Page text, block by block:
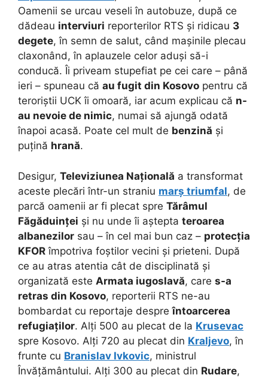
Oamenii se urcau veseli în autobuze, după ce
dădeau interviuri reporterilor RTS și ridicau 3
degete, în semn de salut, când mașinile plecau
claxonând, în aplauzele celor aduși să-i
conducă. Îi priveam stupefiat pe cei care – până
ieri – spuneau că au fugit din Kosovo pentru că
teroriștii UCK îi omoară, iar acum explicau că n-
au nevoie de nimic, numai să ajungă odată
înapoi acasă. Poate cel mult de benzină și
puțină hrană.
Desigur, Televiziunea Națională a transformat
aceste plecări într-un straniu marș triumfal, de
parcă oamenii ar fi plecat spre Tărâmul
Făgăduinței și nu unde îi aștepta teroarea
albanezilor sau – în cel mai bun caz – protecția
KFOR împotriva foștilor vecini și prieteni. După
ce au atras atentia cât de disciplinată și
organizată este Armata iugoslavă, care s-a
retras din Kosovo, reporterii RTS ne-au
bombardat cu reportaje despreîntoarcerea
refugiaților. Alți 500 au plecat de la Krusevac
spre Kosovo. Alți 720 au plecat din Kraljevo, în
frunte cu Branislav Ivkovic, ministrul
Învățământului. Alți 300 au plecat din Rudare,